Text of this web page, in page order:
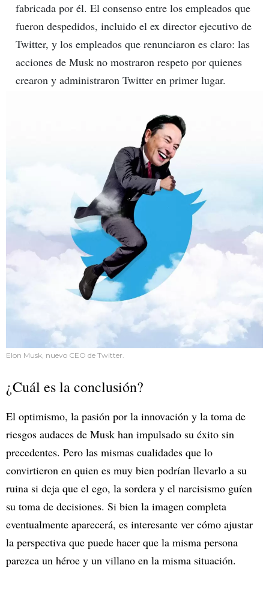
fabricada por él. El consenso entre los empleados que
fueron despedidos, incluido el ex director ejecutivo de
Twitter, y los empleados que renunciaron es claro: las
acciones de Musk no mostraron respeto por quienes
crearon y administraron Twitter en primer lugar.
Elon Musk, nuevo CEO de Twitter.
¿Cuál es la conclusión?
El optimismo, la pasión por la innovación y la toma de
riesgos audaces de Musk han impulsado su éxito sin
precedentes. Pero las mismas cualidades que lo
convirtieron en quien es muy bien podrían llevarlo a su
ruina si deja que el ego, la sordera y el narcisismo guíen
su toma de decisiones. Si bien la imagen completa
eventualmente aparecerá, es interesante ver cómo ajustar
la perspectiva que puede hacer que la misma persona
parezca un héroe y un villano en la misma situación.